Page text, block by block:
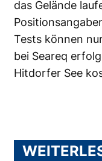
das Gelände
Tests können
bei Seareq
Hitdorfer See